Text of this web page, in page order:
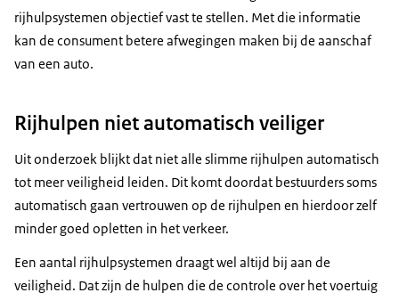
rijhulpsystemen objectief vast te stellen. Met die informatie
kan de consument betere afwegingen maken bij de aanschaf
van een auto.
Rijhulpen niet automatisch veiliger
Uit onderzoek blijkt dat niet alle slimme rijhulpen automatisch
tot meer veiligheid leiden. Dit komt doordat bestuurders soms
automatisch gaan vertrouwen op de rijhulpen en hierdoor zelf
minder goed opletten in het verkeer.
Een aantal rijhulpsystemen draagt wel altijd bij aan de
veiligheid. Dat zijn de hulpen die de controle over het voertuig